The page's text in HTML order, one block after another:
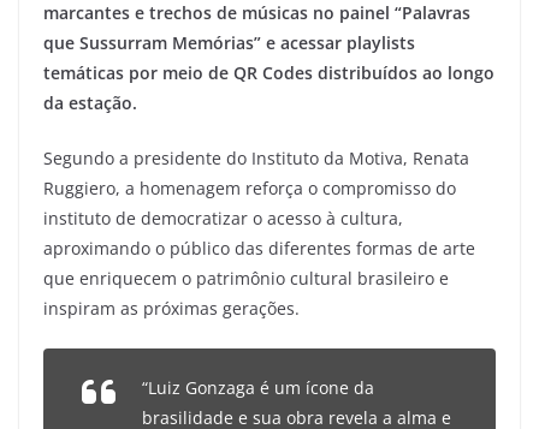
marcantes e trechos de músicas no painel “Palavras
que Sussurram Memórias” e acessar playlists
temáticas por meio de QR Codes distribuídos ao longo
da estação.
Segundo a presidente do Instituto da Motiva, Renata
Ruggiero, a homenagem reforça o compromisso do
instituto de democratizar o acesso à cultura,
aproximando o público das diferentes formas de arte
que enriquecem o patrimônio cultural brasileiro e
inspiram as próximas gerações.
“Luiz Gonzaga é um ícone da
brasilidade e sua obra revela a alma e